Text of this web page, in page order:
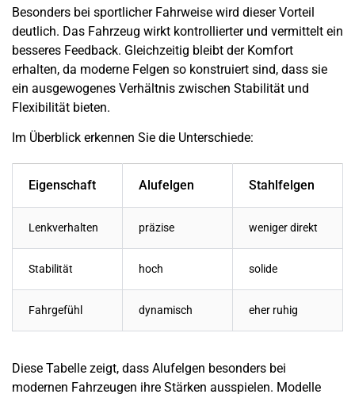
Besonders bei sportlicher Fahrweise wird dieser Vorteil
deutlich. Das Fahrzeug wirkt kontrollierter und vermittelt ein
besseres Feedback. Gleichzeitig bleibt der Komfort
erhalten, da moderne Felgen so konstruiert sind, dass sie
ein ausgewogenes Verhältnis zwischen Stabilität und
Flexibilität bieten.
Im Überblick erkennen Sie die Unterschiede:
Eigenschaft Alufelgen Stahlfelgen
Lenkverhalten präzise weniger direkt
Stabilität hoch solide
Fahrgefühl dynamisch eher ruhig
Diese Tabelle zeigt, dass Alufelgen besonders bei
modernen Fahrzeugen ihre Stärken ausspielen. Modelle